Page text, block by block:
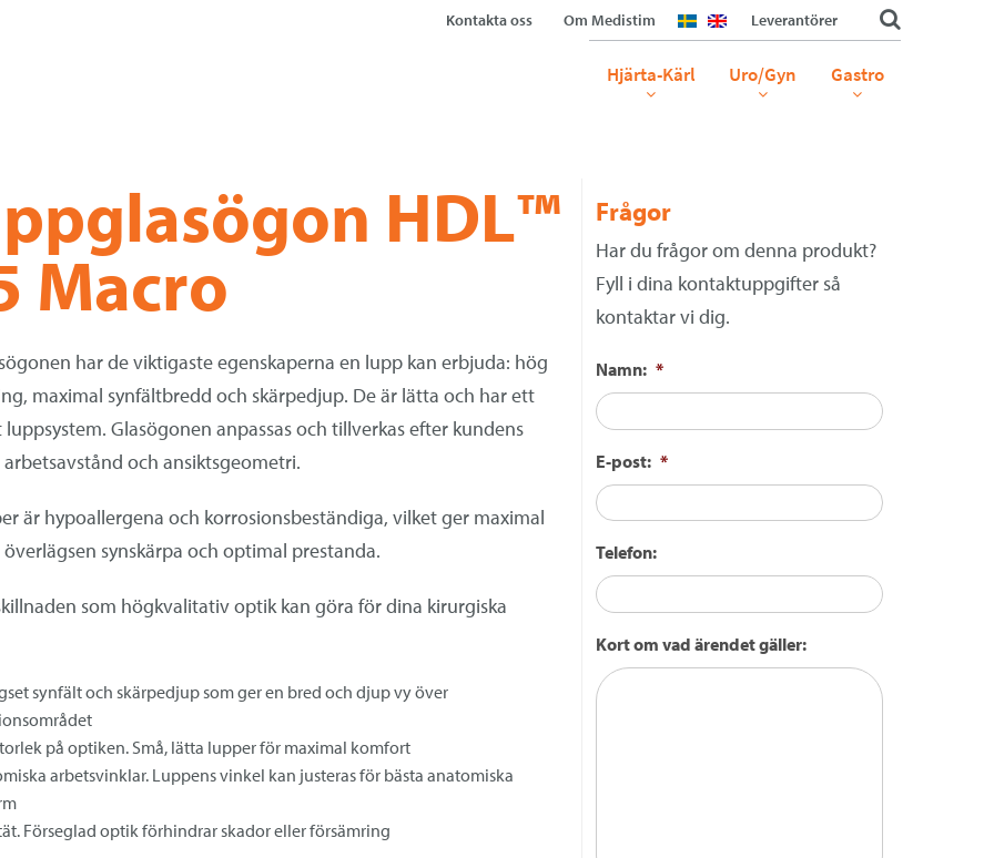
Kontakta oss Om Medistim Leverantörer
Hjärta-Kärl Uro/Gyn Gastro
HDL™
Macro
har de viktigaste egenskaperna en lupp kan erbjuda: hög
maximal synfältbredd och skärpedjup. De är lätta och har ett
Glasögonen anpassas och tillverkas efter kundens
arbetsavstånd och ansiktsgeometri.
är hypoallergena och korrosionsbeständiga, vilket ger maximal
synskärpa och optimal prestanda.
som högkvalitativ optik kan göra för dina kirurgiska
synfält och skärpedjup som ger en bred och djup vy över
på optiken. Små, lätta lupper för maximal komfort
arbetsvinklar. Luppens vinkel kan justeras för bästa anatomiska
Förseglad optik förhindrar skador eller försämring
Frågor
Har du frågor om denna produkt?
Fyll i dina kontaktuppgifter så
kontaktar vi dig.
Namn: *
E-post: *
Telefon:
Kort om vad ärendet gäller: